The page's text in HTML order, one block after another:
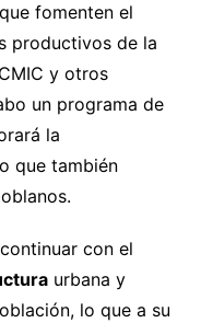
fomenten el
productivos de la
y otros
un programa de
la
que también
con el
urbana y
lo que a su